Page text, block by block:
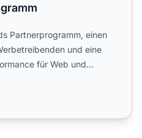
Partnerprogramm, einen
und eine
für Web und